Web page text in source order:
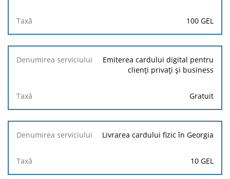
100 GEL
Emiterea cardului digital pentru
clienți privați și business
Gratuit
Livrarea cardului fizic în Georgia
10 GEL